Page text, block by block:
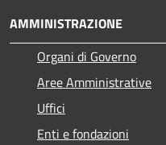
AMMINISTRAZIONE
Organi di Governo
Aree Amministrative
Uffici
Enti e fondazioni